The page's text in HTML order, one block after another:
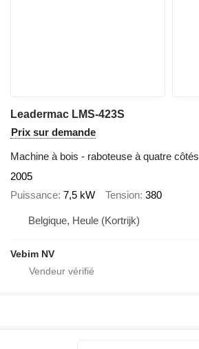
Leadermac LMS-423S
Prix sur demande
Machine à bois - raboteuse à quatre côtés
2005
Puissance 7,5 kW Tension 380
Belgique, Heule (Kortrijk)
Vebim NV